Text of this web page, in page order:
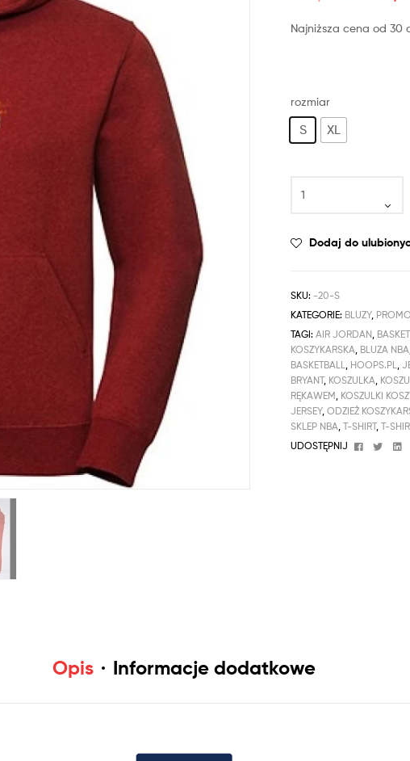
Najniższa cena od 30
rozmiar
S XL
Dodaj do
SKU: -20-S
KATEGORIE: BLUZY,
TAGI:AIR JORDAN,
KOSZYKARSKA, BLUZA NBA
BASKETBALL, HOOPS.PL,
BRYANT, KOSZULKA,
RĘKAWEM, KOSZULKI
JERSEY,ODZIEŻ
SKLEP NBA,T-SHIRT,T-
UDOSTĘPNIJ
Facebook
Opis Informacje dodatkowe